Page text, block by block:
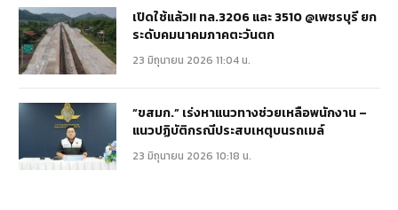
เปิดใช้แล้ว!! ทล.3206 และ 3510 @เพชรบุรี ยก
ระดับคมนาคมภาคตะวันตก
23 มิถุนายน 2026 11:04 น.
“ขสมก.” เร่งหาแนวทางช่วยเหลือพนักงาน –
แนวปฏิบัติกรณีประสบเหตุบนรถเมล์
23 มิถุนายน 2026 10:18 น.